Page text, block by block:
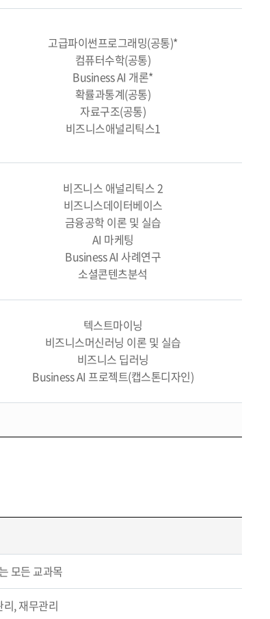
고급파이썬프로그래밍(공통)*
컴퓨터수학(공통)
Business AI 개론*
확률과통계(공통)
자료구조(공통)
비즈니스애널리틱스1
비즈니스 애널리틱스 2
비즈니스데이터베이스
금융공학 이론 및 실습
AI 마케팅
Business AI 사례연구
소셜콘텐츠분석
텍스트마이닝
비즈니스머신러닝 이론 및 실습
비즈니스 딥러닝
Business AI 프로젝트(캡스톤디자인)
모든 교과목
, 재무관리